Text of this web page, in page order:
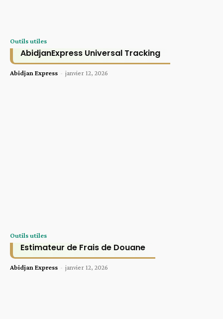
Outils utiles
AbidjanExpress Universal Tracking
Abidjan Express - janvier 12, 2026
Outils utiles
Estimateur de Frais de Douane
Abidjan Express - janvier 12, 2026